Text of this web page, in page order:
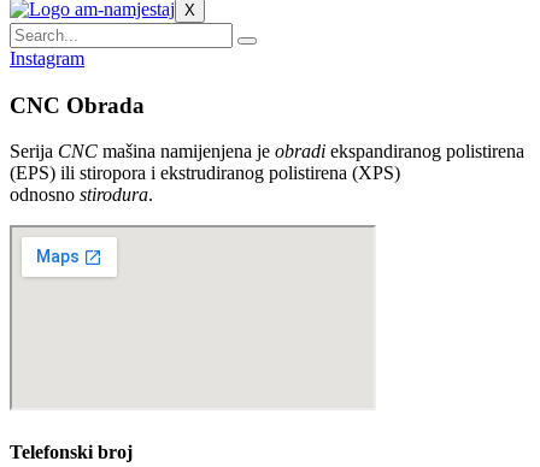
X
Instagram
CNC Obrada
Serija CNC mašina namijenjena je obradi ekspandiranog polistirena
(EPS) ili stiropora i ekstrudiranog polistirena (XPS)
odnosno stirodura.
Telefonski broj